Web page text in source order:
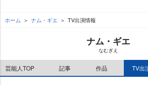
ホーム ナム・ギエ TV出演情報
ナム・ギエ
なむぎえ
芸能人TOP 記事 作品 TV出